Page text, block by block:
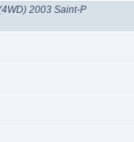
2003 Saint-P